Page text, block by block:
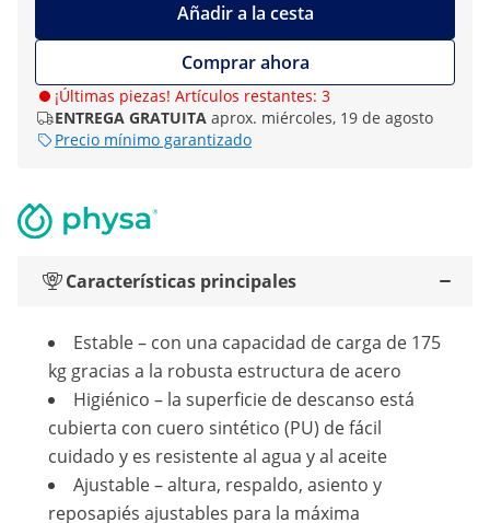
Añadir a la cesta
Comprar ahora
¡Últimas piezas! Artículos restantes: 3
ENTREGA GRATUITA aprox. miércoles, 19 de agosto
Precio mínimo garantizado
Características principales
Estable – con una capacidad de carga de 175
kg gracias a la robusta estructura de acero
Higiénico – la superficie de descanso está
cubierta con cuero sintético (PU) de fácil
cuidado y es resistente al agua y al aceite
Ajustable – altura, respaldo, asiento y
reposapiés ajustables para la máxima